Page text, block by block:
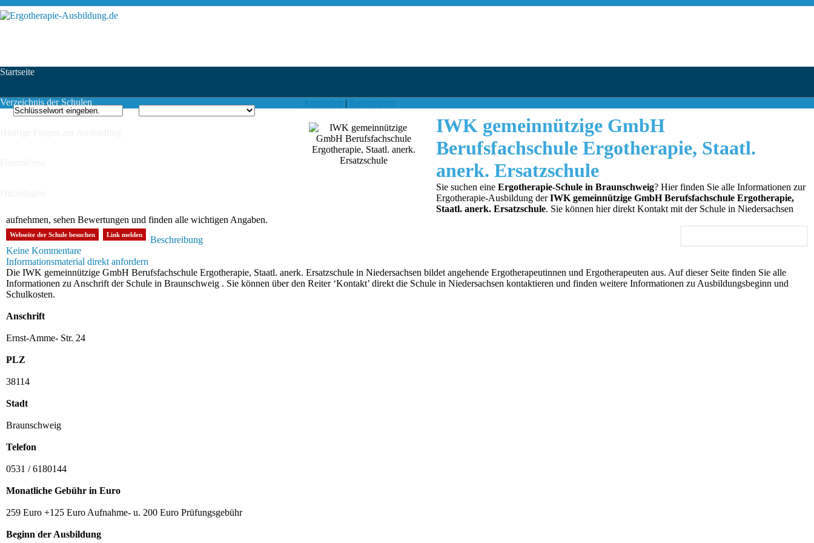
Startseite
Verzeichnis der Schulen |
IWK gemeinnützige GmbH
Berufsfachschule Ergotherapie, Staatl.
anerk. Ersatzschule
Sie suchen eine Ergotherapie-Schule in Braunschweig? Hier finden Sie alle Informationen zur
Ergotherapie-Ausbildung derIWK gemeinnützige GmbH Berufsfachschule Ergotherapie,
Staatl. anerk. Ersatzschule. Sie können hier direkt Kontakt mit der Schule in Niedersachsen
aufnehmen, sehen Bewertungen und finden alle wichtigen Angaben.
Webseite der Schule besuchen Link melden
Beschreibung
Keine Kommentare
Informationsmaterial direkt anfordern
Die IWK gemeinnützige GmbH Berufsfachschule Ergotherapie, Staatl. anerk. Ersatzschule in Niedersachsen bildet angehende Ergotherapeutinnen und Ergotherapeuten aus. Auf dieser Seite finden Sie alle
Informationen zu Anschrift der Schule in Braunschweig . Sie können über den Reiter ‘Kontakt’ direkt die Schule in Niedersachsen kontaktieren und finden weitere Informationen zu Ausbildungsbeginn und
Schulkosten.
Anschrift
Ernst-Amme- Str. 24
PLZ
38114
Stadt
Braunschweig
Telefon
0531 / 6180144
Monatliche Gebühr in Euro
259 Euro +125 Euro Aufnahme- u. 200 Euro Prüfungsgebühr
Beginn der Ausbildung